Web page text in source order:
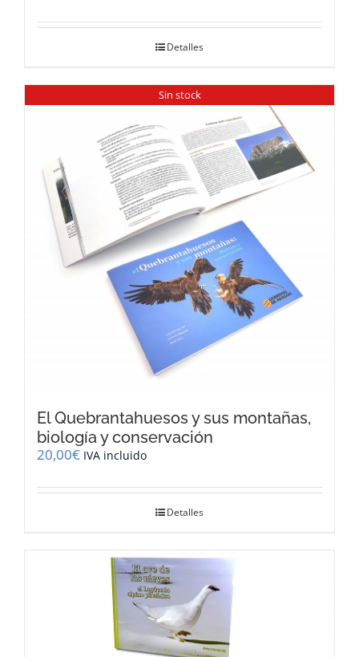
Detalles
Sin stock
El Quebrantahuesos y sus montañas,
biología y conservación
20,00€ IVA incluido
Detalles